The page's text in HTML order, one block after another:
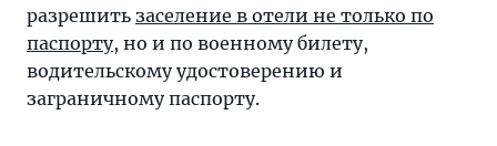
разрешить заселение в отели не только по
паспорту, но и по военному билету,
водительскому удостоверению и
заграничному паспорту.